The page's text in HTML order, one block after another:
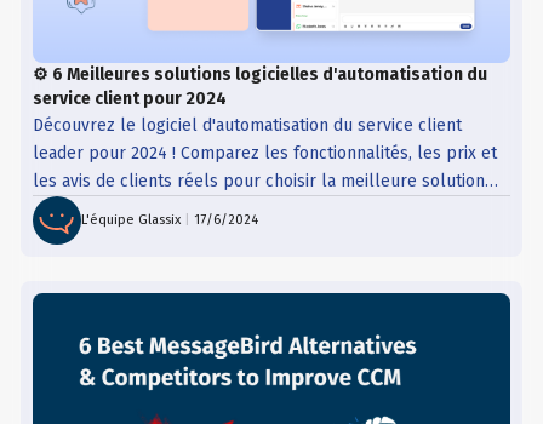
⚙️ 6 Meilleures solutions logicielles d'automatisation du
service client pour 2024
Découvrez le logiciel d'automatisation du service client
leader pour 2024 ! Comparez les fonctionnalités, les prix et
les avis de clients réels pour choisir la meilleure solution
pour les besoins de votre entreprise.
L'équipe Glassix |17/6/2024